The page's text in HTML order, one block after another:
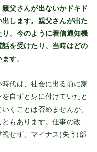
父さんが出ないかドキド
します。親父さんが出た
、今のように着信通知機
を受けたり、当時はどの
ます。
代は、社会に出る前に家
自ずと身に付けていたと
くことは否めませんが、
もあります。仕事の改
せず、マイナス(失う)部